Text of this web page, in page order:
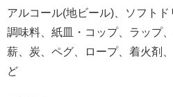
アルコール(地ビール)、ソフトド
調味料、紙皿・コップ、ラップ
薪、炭、ペグ、ロープ、着火剤
ど